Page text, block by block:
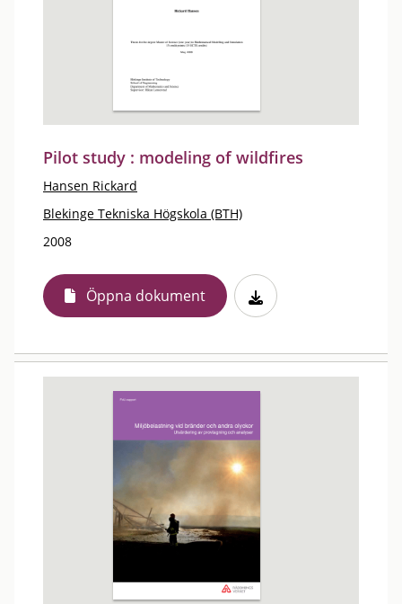
Pilot study : modeling of wildfires
Hansen Rickard
Blekinge Tekniska Högskola (BTH)
2008
Öppna dokument